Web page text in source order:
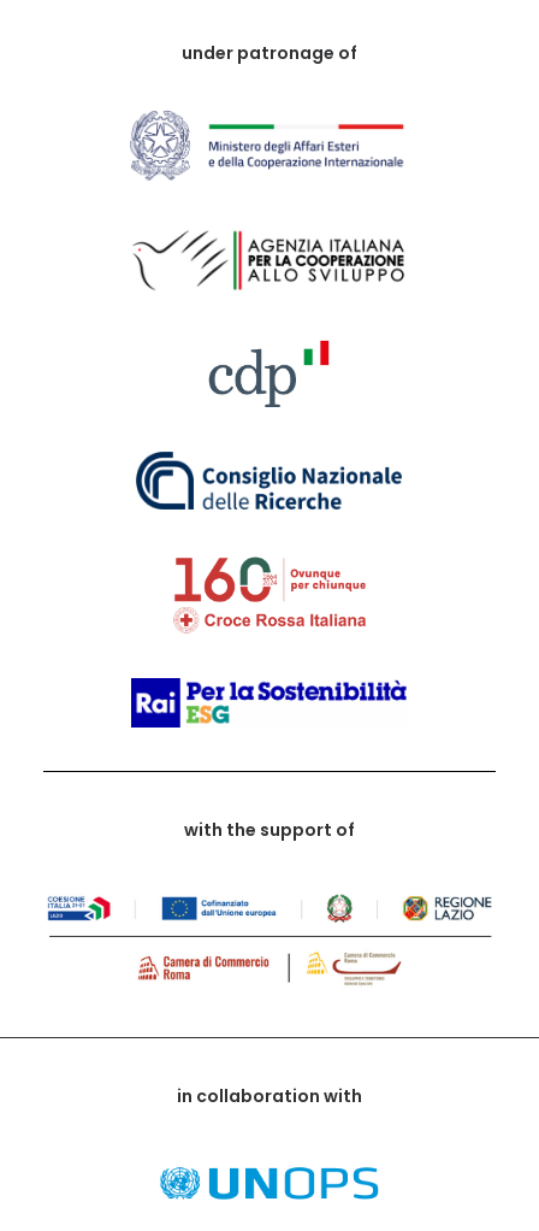
under patronage of
with the support of
in collaboration with